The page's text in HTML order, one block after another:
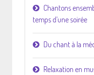
Chantons
temps d'une soirée
Du chant à la
Relaxation en